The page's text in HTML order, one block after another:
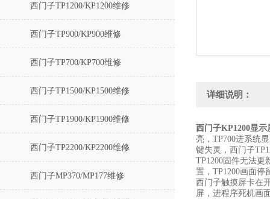
西门子TP1200/KP1200维修
西门子TP900/KP900维修
西门子TP700/KP700维修
西门子TP1500/KP1500维修
西门子TP1900/KP1900维修
西门子TP2200/KP2200维修
西门子MP370/MP177维修
详细说明：
西门子KP1200显
亮，TP700进系统
键失灵，西门子
TP1200固件无法更
置，TP1200画面停
西门子触摸屏卡在
屏，进程序死机画